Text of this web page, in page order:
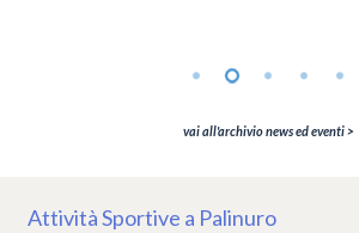
vai all'archivio news ed eventi >
Attività Sportive a Palinuro